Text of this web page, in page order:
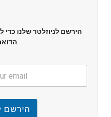
הירשם לניוזלטר שלנו כדי
הירשם